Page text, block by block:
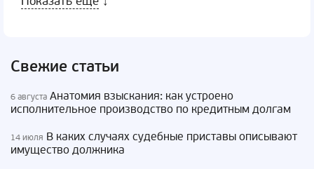
Свежие статьи
6 августа Анатомия взыскания: как устроено
исполнительное производство по кредитным долгам
14 июля В каких случаях судебные приставы описывают
имущество должника